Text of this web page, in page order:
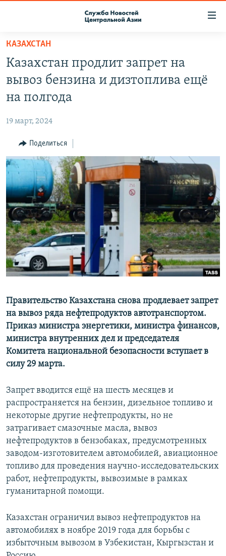
Вернуться
основному
содержанию
главной
навигации
Вернутся
поиску
ПОДПИСКА
НАСТОЯЩЕЕ ВРЕМЯ
МИГРАНТ МЕДИА
КАЗАХСТАН
Казахстан продлит запрет на
вывоз бензина и дизтоплива ещё
на полгода
19 март, 2024
Поделиться
Правительство Казахстана снова продлевает запрет
на вывоз ряда нефтепродуктов автотранспортом.
Приказ министра энергетики, министра финансов,
министра внутренних дел и председателя
Комитета национальной безопасности вступает в
силу 29 марта.
Запрет вводится ещё на шесть месяцев и
распространяется на бензин, дизельное топливо и
некоторые другие нефтепродукты, но не
затрагивает смазочные масла, вывоз
нефтепродуктов в бензобаках, предусмотренных
заводом-изготовителем автомобилей, авиационное
топливо для проведения научно-исследовательских
работ, нефтепродукты, вывозимые в рамках
гуманитарной помощи.
Казахстан ограничил вывоз нефтепродуктов на
автомобилях в ноябре 2019 года для борьбы с
избыточным вывозом в Узбекистан, Кыргызстан и